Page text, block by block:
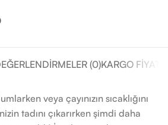
(0)KARGO
veya çayınızın sıcaklığını
tadını çıkarırken şimdi daha